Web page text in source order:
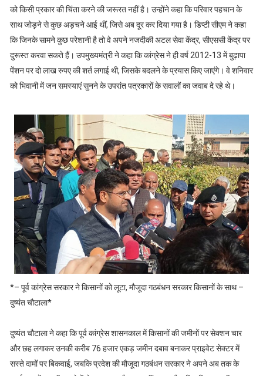
को किसी प्रकार की चिंता करने की जरूरत नहीं है। उन्होंने कहा कि परिवार पहचान के
साथ जोड़ने से कुछ अड़चने आई थीं, जिसे अब दूर कर दिया गया है। डिप्टी सीएम ने कहा
कि जिनके सामने कुछ परेशानी है तो वे अपने नजदीकी अटल सेवा केंद्र, सीएससी केंद्र पर
दुरूस्त करवा सकते हैं। उपमुख्यमंत्री ने कहा कि कांग्रेस ने ही वर्ष 2012-13 में बुढ़ापा
पेंशन पर दो लाख रुपए की शर्त लगाई थी, जिसके बदलने के प्रयास किए जाएंगे। वे शनिवार
को भिवानी में जन समस्याएं सुनने के उपरांत पत्रकारों के सवालों का जवाब दे रहे थे।
*– पूर्व कांग्रेस सरकार ने किसानों को लूटा, मौजूदा गठबंधन सरकार किसानों के साथ –
दुष्यंत चौटाला*
दुष्यंत चौटाला ने कहा कि पूर्व कांग्रेस शासनकाल में किसानों की जमीनों पर सेक्शन चार
और छह लगाकर उनकी करीब 76 हजार एकड़ जमीन दबाव बनाकर प्राइवेट सेक्टर में
सस्ते दामों पर बिकवाई, जबकि प्रदेश की मौजूदा गठबंधन सरकार ने अपने अब तक के